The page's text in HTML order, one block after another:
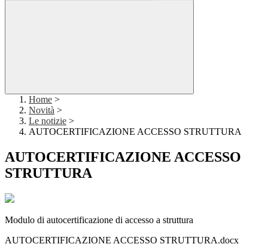
Home >
Novità >
Le notizie >
AUTOCERTIFICAZIONE ACCESSO STRUTTURA
AUTOCERTIFICAZIONE ACCESSO
STRUTTURA
Modulo di autocertificazione di accesso a struttura
AUTOCERTIFICAZIONE ACCESSO STRUTTURA.docx